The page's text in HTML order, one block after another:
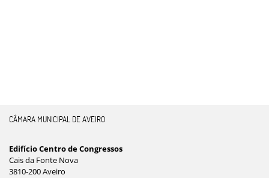
CÂMARA MUNICIPAL DE AVEIRO
Edifício Centro de Congressos
Cais da Fonte Nova
3810-200 Aveiro